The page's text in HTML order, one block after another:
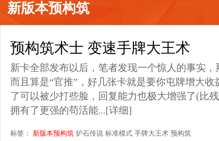
新版本预构筑
预构筑术士 变速手牌大王术
新卡全部发布以后，笔者发现一个惊人的事实
而且算是“官推”，好几张卡就是要你屯牌增大
了可以被少打些脸，回复能力也极大增强了(比
拥有了更强的苟活能...[详细]
标签： 新版本预构筑 炉石传说 标准模式 手牌大王术 预构筑